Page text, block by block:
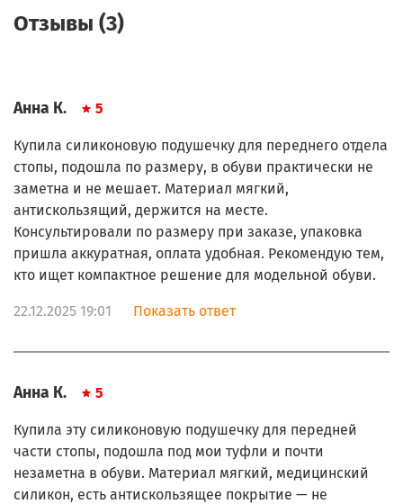
Отзывы (3)
Анна К. 5
Купила силиконовую подушечку для переднего отдела
стопы, подошла по размеру, в обуви практически не
заметна и не мешает. Материал мягкий,
антискользящий, держится на месте.
Консультировали по размеру при заказе, упаковка
пришла аккуратная, оплата удобная. Рекомендую тем,
кто ищет компактное решение для модельной обуви.
22.12.2025 19:01 Показать ответ
Анна К. 5
Купила эту силиконовую подушечку для передней
части стопы, подошла под мои туфли и почти
незаметна в обуви. Материал мягкий, медицинский
силикон, есть антискользящее покрытие — не